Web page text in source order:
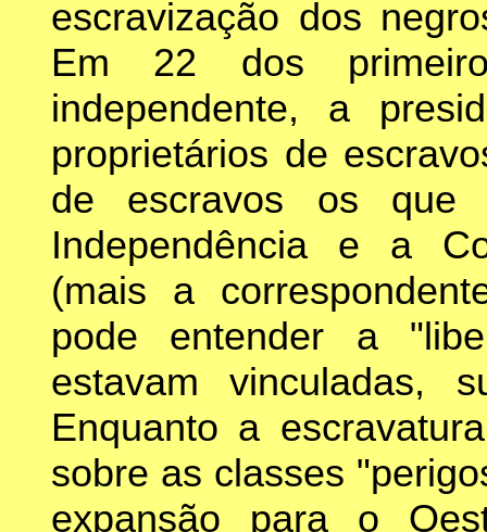
escravização dos
Em 22 dos
independente, a
proprietários de
de escravos os que
Independência e a
(mais a
pode entender a
estavam vinculadas,
Enquanto a
sobre as classes
expansão para o